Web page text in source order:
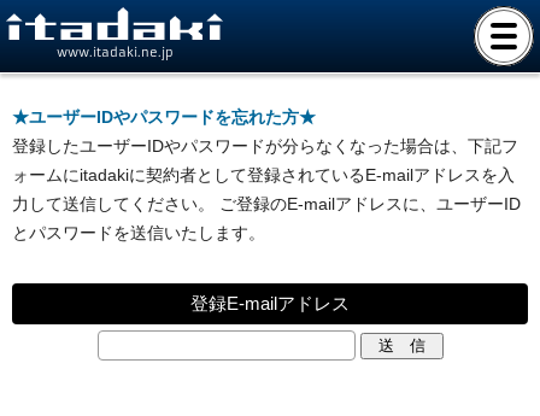
www.itadaki.ne.jp
★ユーザーIDやパスワードを忘れた方★
登録したユーザーIDやパスワードが分らなくなった場合は、下記フ
ォームにitadakiに契約者として登録されているE-mailアドレスを入
力して送信してください。 ご登録のE-mailアドレスに、ユーザーID
とパスワードを送信いたします。
登録E-mailアドレス